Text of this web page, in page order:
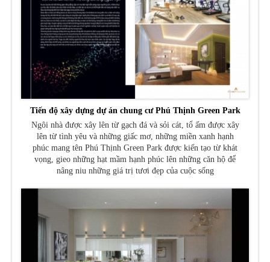
Tiến độ xây dựng dự án chung cư Phú Thịnh Green Park
Ngôi nhà được xây lên từ gạch đá và sỏi cát, tổ ấm được xây
lên từ tình yêu và những giấc mơ, những miền xanh hạnh
phúc mang tên Phú Thịnh Green Park được kiến tạo từ khát
vọng, gieo những hạt mầm hạnh phúc lên những căn hộ để
nâng niu những giá trị tươi đẹp của cuộc sống